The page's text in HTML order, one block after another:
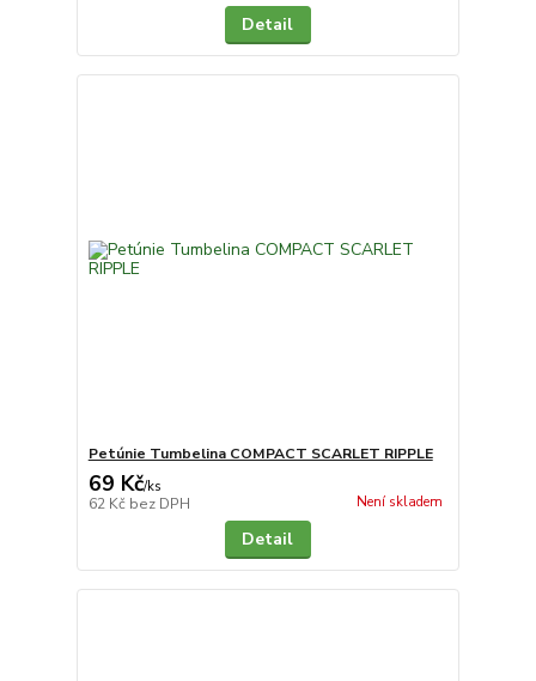
Detail
Petúnie Tumbelina COMPACT SCARLET RIPPLE
69 Kč/ks
62 Kč bez DPH Není skladem
Detail